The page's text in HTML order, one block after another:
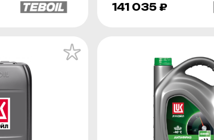
141 035 ₽